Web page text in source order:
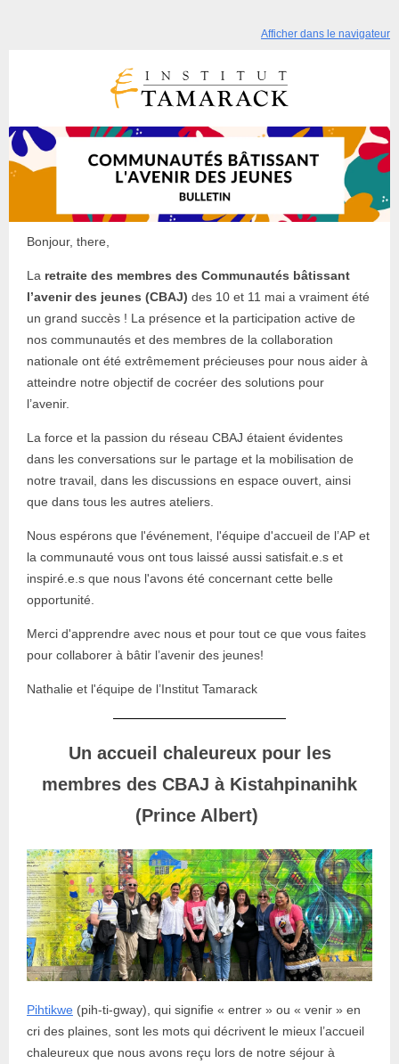
Afficher dans le navigateur
Bonjour, there,
La retraite des membres des Communautés bâtissant
l’avenir des jeunes (CBAJ) des 10 et 11 mai a vraiment été
un grand succès ! La présence et la participation active de
nos communautés et des membres de la collaboration
nationale ont été extrêmement précieuses pour nous aider à
atteindre notre objectif de cocréer des solutions pour
l’avenir.
La force et la passion du réseau CBAJ étaient évidentes
dans les conversations sur le partage et la mobilisation de
notre travail, dans les discussions en espace ouvert, ainsi
que dans tous les autres ateliers.
Nous espérons que l'événement, l'équipe d'accueil de l’AP et
la communauté vous ont tous laissé aussi satisfait.e.s et
inspiré.e.s que nous l'avons été concernant cette belle
opportunité.
Merci d'apprendre avec nous et pour tout ce que vous faites
pour collaborer à bâtir l’avenir des jeunes!
Nathalie et l'équipe de l’Institut Tamarack
Un accueil chaleureux pour les
membres des CBAJ à Kistahpinanihk
(Prince Albert)
Pihtikwe (pih-ti-gway), qui signifie « entrer » ou « venir » en
cri des plaines, sont les mots qui décrivent le mieux l’accueil
chaleureux que nous avons reçu lors de notre séjour à